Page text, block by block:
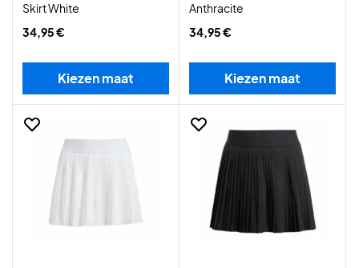
Skirt White
34,95 €
Kiezen maat
Anthracite
34,95 €
Kiezen maat